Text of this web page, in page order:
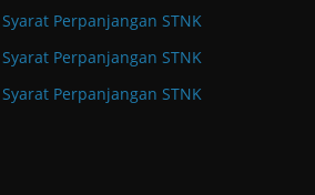
Perpanjangan STNK
Perpanjangan STNK
Perpanjangan STNK